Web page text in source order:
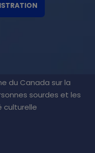
du Canada sur la
sourdes et les
culturelle